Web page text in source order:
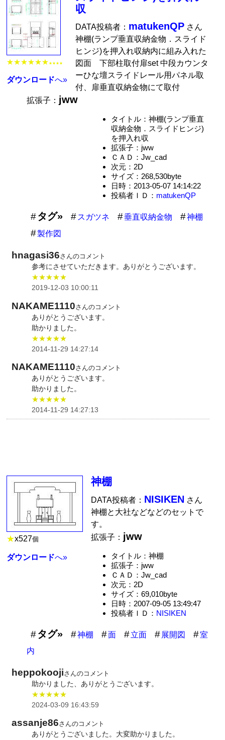
★★★★★★ ★★★★
ダウンロードへ»
収
DATA投稿者： matukenQP さん
神棚(ランプ垂直収納金物．スライド
ヒンジ)を押入れ収納内に組み入れた
図面 下部柱取付扉set 中段カウンタ
ーひな壇スライドレール用パネル取
付、扉垂直収納金物にて取付
拡張子： jww
タイトル：神棚(ランプ垂直
収納金物．スライドヒンジ)
を押入れ収
拡張子：jww
ＣＡＤ：Jw_cad
次元：2D
サイズ：268,530byte
日時：2013-05-07 14:14:22
投稿者ＩＤ： matukenQP
タグ» スガツネ 垂直収納金物
神棚
製作図
hnagasi36さんのコメント
参考にさせていただきます。ありがとうございます。
★★★★★
2019-12-03 10:00:11
NAKAME1110さんのコメント
ありがとうございます。
助かりました。
★★★★★
2014-11-29 14:27:14
NAKAME1110さんのコメント
ありがとうございます。
助かりました。
★★★★★
2014-11-29 14:27:13
★x527個
ダウンロードへ»
神棚
DATA投稿者： NISIKEN さん
神棚と大社などなどのセットで
す。
拡張子： jww
タイトル：神棚
拡張子：jww
ＣＡＤ：Jw_cad
次元：2D
サイズ：69,010byte
日時：2007-09-05 13:49:47
投稿者ＩＤ： NISIKEN
タグ» 神棚 面 立面 展開図
室
内
heppokoojiさんのコメント
助かりました、ありがとうございます。
★★★★★
2024-03-09 16:43:59
assanje86さんのコメント
ありがとうございました。大変助かりました。